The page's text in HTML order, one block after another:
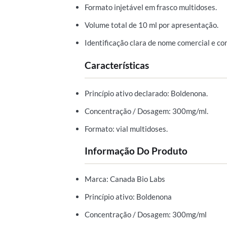
Formato injetável em frasco multidoses.
Volume total de 10 ml por apresentação.
Identificação clara de nome comercial e
Características
Princípio ativo declarado: Boldenona.
Concentração / Dosagem: 300mg/ml.
Formato: vial multidoses.
Informação Do Produto
Marca: Canada Bio Labs
Princípio ativo: Boldenona
Concentração / Dosagem: 300mg/ml